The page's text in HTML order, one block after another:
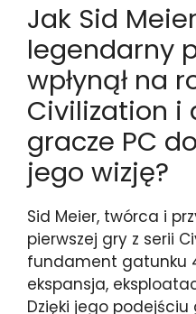
Jak Sid
legendarny
wpłynął na
Civilization i
gracze PC
jego wizję?
Sid Meier, twórca i
pierwszej gry z serii
fundament gatunku
ekspansja,
Dzięki jego